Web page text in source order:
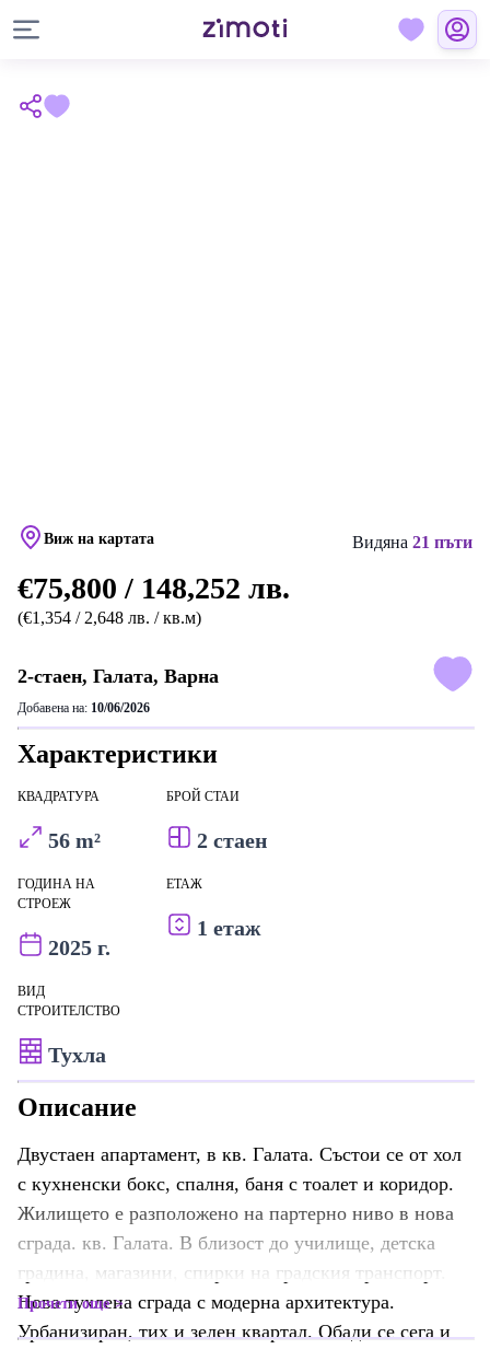
Виж на картата Видяна 21 пъти
€75,800 / 148,252 лв.
(€1,354 / 2,648 лв. / кв.м)
2-стаен, Галата, Варна
Добавена на: 10/06/2026
Характеристики
КВАДРАТУРА
56 m²
БРОЙ СТАИ
2 стаен
ГОДИНА НА
СТРОЕЖ
2025 г.
ЕТАЖ
1 етаж
ВИД
СТРОИТЕЛСТВО
Тухла
Описание
Двустаен апартамент, в кв. Галата. Състои се от хол
с кухненски бокс, спалня, баня с тоалет и коридор.
Жилището е разположено на партерно ниво в нова
сграда. кв. Галата. В близост до училище, детска
градина, магазини, спирки на градския транспорт.
Нова тухлена сграда с модерна архитектура.
Урбанизиран, тих и зелен квартал. Обади се сега и
Прочети още